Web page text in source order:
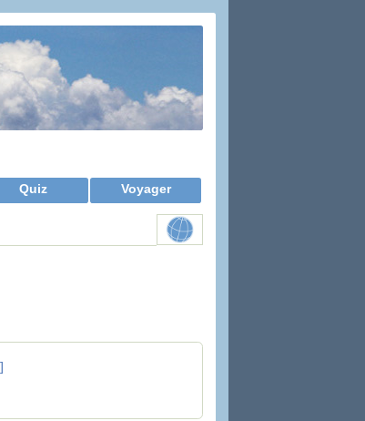
Quiz Voyager